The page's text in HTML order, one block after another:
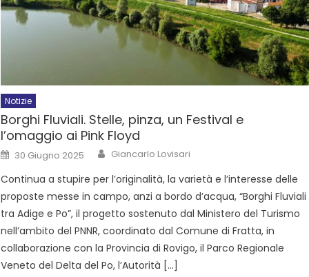
Notizie
Borghi Fluviali. Stelle, pinza, un Festival e
l’omaggio ai Pink Floyd
30 Giugno 2025 Giancarlo Lovisari
Continua a stupire per l’originalità, la varietà e l’interesse delle
proposte messe in campo, anzi a bordo d’acqua, “Borghi Fluviali
tra Adige e Po”, il progetto sostenuto dal Ministero del Turismo
nell’ambito del PNNR, coordinato dal Comune di Fratta, in
collaborazione con la Provincia di Rovigo, il Parco Regionale
Veneto del Delta del Po, l’Autorità […]